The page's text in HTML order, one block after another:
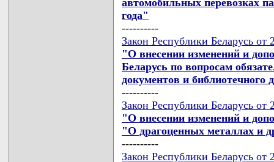
года"
----------
Закон Республики Беларусь
"О внесении изменений и
Беларусь по вопросам
документов и библиотечного
----------
Закон Республики Беларусь
"О внесении изменений и
"О драгоценных металлах и
----------
Закон Республики Беларусь